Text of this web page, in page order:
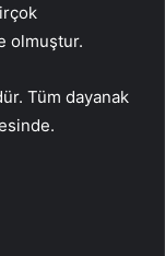
olmuştur.
Tüm dayanak